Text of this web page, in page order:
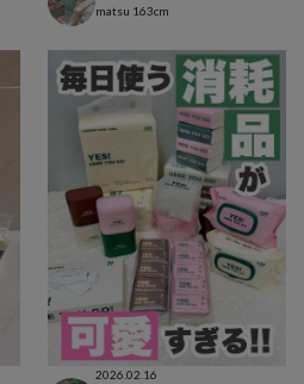
matsu 163cm
2026.02.16